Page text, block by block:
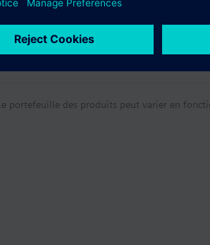
portefeuille des produits peut varier en